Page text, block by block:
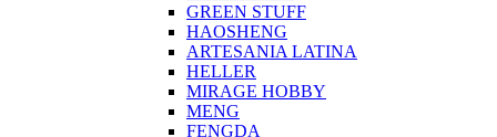
GREEN STUFF
HAOSHENG
ARTESANIA LATINA
HELLER
MIRAGE HOBBY
MENG
FENGDA